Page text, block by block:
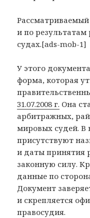
и по результатам
судах.[ads-mob-1]
У этого
форма, которая
31.07.2008 г. Она
арбитражных,
мировых судей. В
присутствуют
и даты принятия
законную силу.
данные по
Документ
и скрепляется
правосудия.